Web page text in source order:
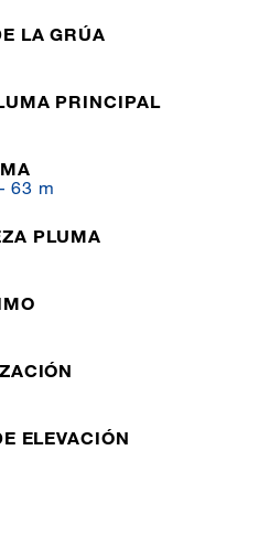
LA GRÚA
PRINCIPAL
63 m
PLUMA
ELEVACIÓN